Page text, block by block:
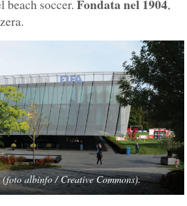
beach soccer.Fondata nel 1904,
albinfo / Creative Commons).